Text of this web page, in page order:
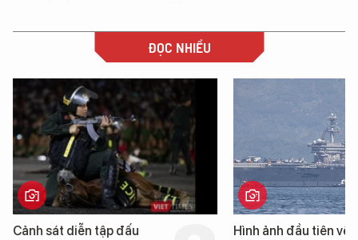
ĐỌC NHIỀU
Cảnh sát diễn tập đấu
Hình ảnh đầu tiên về